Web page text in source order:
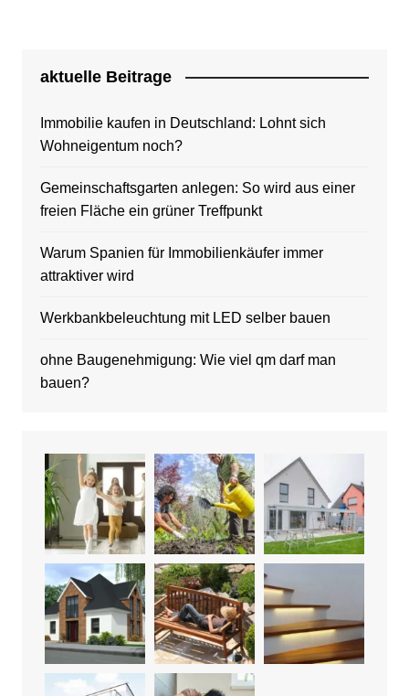
aktuelle Beitrage
Immobilie kaufen in Deutschland: Lohnt sich
Wohneigentum noch?
Gemeinschaftsgarten anlegen: So wird aus einer
freien Fläche ein grüner Treffpunkt
Warum Spanien für Immobilienkäufer immer
attraktiver wird
Werkbankbeleuchtung mit LED selber bauen
ohne Baugenehmigung: Wie viel qm darf man
bauen?